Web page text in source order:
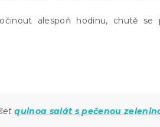
alespoň hodinu, chutě
quinoa salát s pečenou